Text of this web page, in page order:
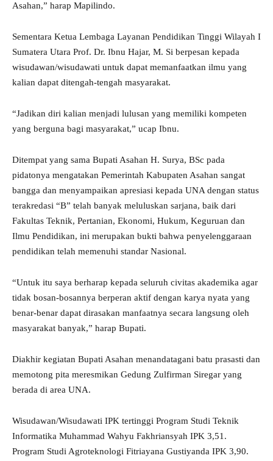
Asahan,” harap Mapilindo.
Sementara Ketua Lembaga Layanan Pendidikan Tinggi Wilayah I
Sumatera Utara Prof. Dr. Ibnu Hajar, M. Si berpesan kepada
wisudawan/wisudawati untuk dapat memanfaatkan ilmu yang
kalian dapat ditengah-tengah masyarakat.
“Jadikan diri kalian menjadi lulusan yang memiliki kompeten
yang berguna bagi masyarakat,” ucap Ibnu.
Ditempat yang sama Bupati Asahan H. Surya, BSc pada
pidatonya mengatakan Pemerintah Kabupaten Asahan sangat
bangga dan menyampaikan apresiasi kepada UNA dengan status
terakredasi “B” telah banyak meluluskan sarjana, baik dari
Fakultas Teknik, Pertanian, Ekonomi, Hukum, Keguruan dan
Ilmu Pendidikan, ini merupakan bukti bahwa penyelenggaraan
pendidikan telah memenuhi standar Nasional.
“Untuk itu saya berharap kepada seluruh civitas akademika agar
tidak bosan-bosannya berperan aktif dengan karya nyata yang
benar-benar dapat dirasakan manfaatnya secara langsung oleh
masyarakat banyak,” harap Bupati.
Diakhir kegiatan Bupati Asahan menandatagani batu prasasti dan
memotong pita meresmikan Gedung Zulfirman Siregar yang
berada di area UNA.
Wisudawan/Wisudawati IPK tertinggi Program Studi Teknik
Informatika Muhammad Wahyu Fakhriansyah IPK 3,51.
Program Studi Agroteknologi Fitriayana Gustiyanda IPK 3,90.